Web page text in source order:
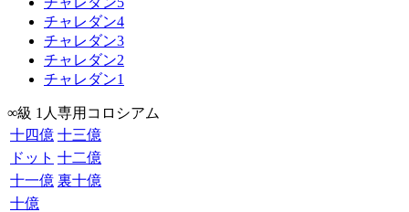
チャレダン4
チャレダン3
チャレダン2
チャレダン1
∞級 1人専用コロシアム
十四億 十三億
ドット 十二億
十一億 裏十億
十億